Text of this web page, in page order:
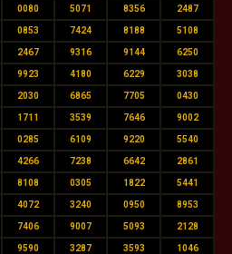
0080 5071 8356 2487
0853 7424 8188 5108
2467 9316 9144 6250
9923 4180 6229 3038
2030 6865 7705 0430
1711 3539 7646 9002
0285 6109 9220 5540
4266 7238 6642 2861
8108 0305 1822 5441
4072 3240 0950 8953
7406 9007 5093 2128
9590 3287 3593 1046